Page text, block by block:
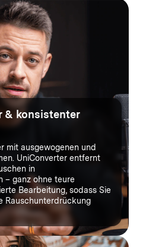
& konsistenter
mit ausgewogenen und
UniConverter entfernt
in
– ganz ohne teure
Bearbeitung, sodass Sie
Rauschunterdrückung